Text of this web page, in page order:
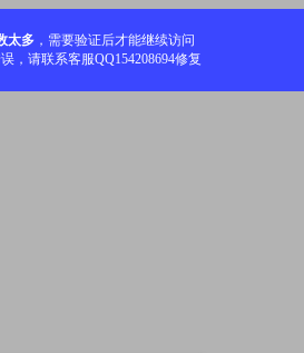
太多 ，需要验证后才能继续访问
，请联系客服QQ154208694修复